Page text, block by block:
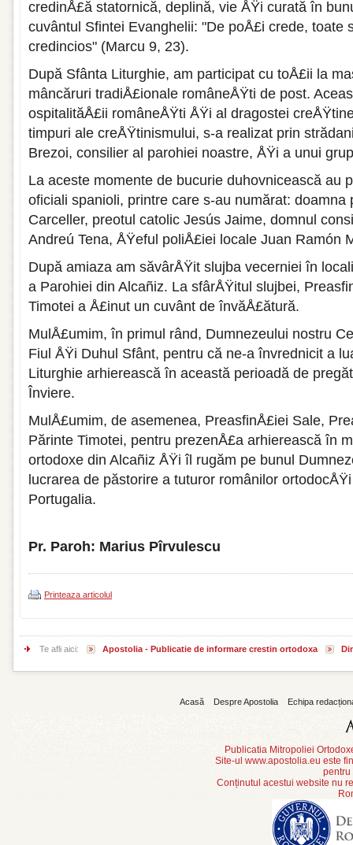
credinÅ£ă statornică, deplină, vie ÅŸi curată în
cuvântul Sfintei Evanghelii: "De poÅ£i crede, toate
credincios" (Marcu 9, 23).
După Sfânta Liturghie, am participat cu toÅ£ii la
mâncăruri tradiÅ£ionale româneÅŸti de post.
ospitalităÅ£ii româneÅŸti ÅŸi al dragostei
timpuri ale creÅŸtinismului, s-a realizat prin
Brezoi, consilier al parohiei noastre, ÅŸi a unui
La aceste momente de bucurie duhovnicească au
oficiali spanioli, printre care s-au numărat: doamna
Carceller, preotul catolic Jesús Jaime, domnul
Andreú Tena, ÅŸeful poliÅ£iei locale Juan Ramón
După amiaza am săvârÅŸit slujba vecerniei în
a Parohiei din Alcañiz. La sfârÅŸitul slujbei,
Timotei a Å£inut un cuvânt de învăÅ£ătură.
MulÅ£umim, în primul rând, Dumnezeului nostru
Fiul ÅŸi Duhul Sfânt, pentru că ne-a învrednicit a
Liturghie arhierească în această perioadă de
Înviere.
MulÅ£umim, de asemenea, PreasfinÅ£iei Sale,
Părinte Timotei, pentru prezenÅ£a arhierească în
ortodoxe din Alcañiz ÅŸi îl rugăm pe bunul
lucrarea de păstorire a tuturor românilor
Portugalia.
Pr. Paroh: Marius Pîrvulescu
Printeaza articolul
Te afli aici: Apostolia - Publicatie de informare crestin ortodoxa
Acasă Despre Apostolia Echipa
Publicatia Mitropoliei
Site-ul www.apostolia.eu este
pentru
Conținutul acestui website nu